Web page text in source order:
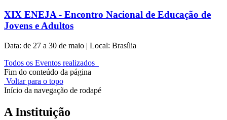
XIX ENEJA - Encontro Nacional de Educação de
Jovens e Adultos
Data: de 27 a 30 de maio | Local: Brasília
Todos os Eventos realizados
Fim do conteúdo da página
Voltar para o topo
Início da navegação de rodapé
A Instituição